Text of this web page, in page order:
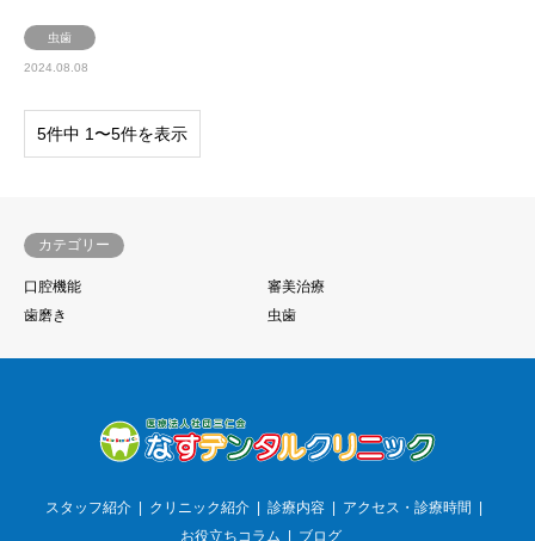
虫歯
2024.08.08
5件中 1〜5件を表示
カテゴリー
口腔機能
審美治療
歯磨き
虫歯
スタッフ紹介 クリニック紹介 診療内容
アクセス・診療時間
お役立ちコラム
ブログ